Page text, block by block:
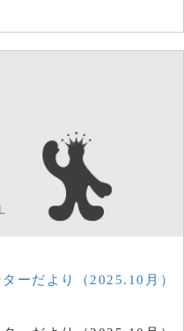
ーだより（2025.10月）